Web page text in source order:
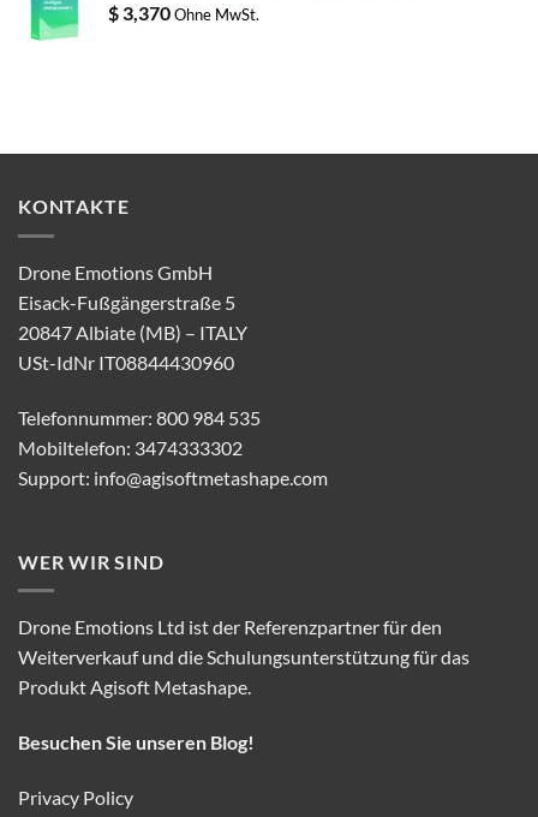
$ 3,370Ohne MwSt.
KONTAKTE
Drone Emotions GmbH
Eisack-Fußgängerstraße 5
20847 Albiate (MB) – ITALY
USt-IdNr IT08844430960
Telefonnummer: 800 984 535
Mobiltelefon: 3474333302
Support: info@agisoftmetashape.com
WER WIR SIND
Drone Emotions Ltd ist der Referenzpartner für den
Weiterverkauf und die Schulungsunterstützung für das
Produkt Agisoft Metashape.
Besuchen Sie unseren Blog!
Privacy Policy